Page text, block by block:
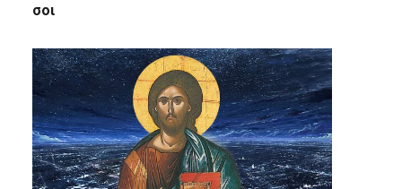
σοι